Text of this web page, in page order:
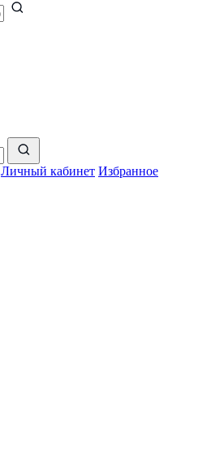
Личный кабинет Избранное